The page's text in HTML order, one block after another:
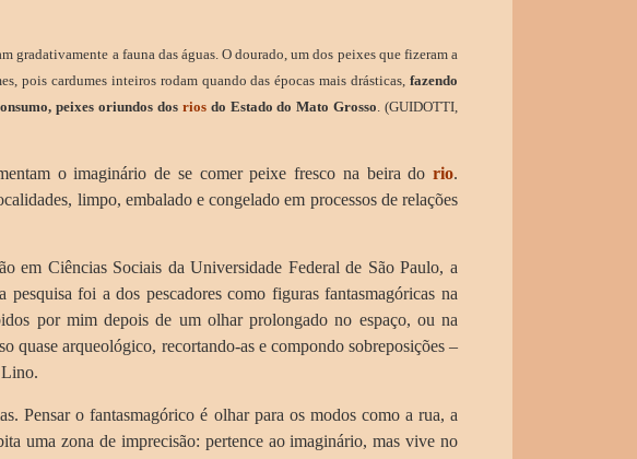
a fauna das águas. O dourado, um dos peixes que fizeram a
pois cardumes inteiros rodam quando das épocas mais drásticas, fazendo
peixes oriundos dos riosdo Estado do Mato Grosso . (GUIDOTTI,
o imaginário de se comer peixe fresco na beira do rio.
limpo, embalado e congelado em processos de relações
em Ciências Sociais da Universidade Federal de São Paulo, a
foi a dos pescadores como figuras fantasmagóricas na
por mim depois de um olhar prolongado no espaço, ou na
quase arqueológico, recortando-as e compondo sobreposições –
Lino.
Pensar o fantasmagórico é olhar para os modos como a rua, a
uma zona de imprecisão: pertence ao imaginário, mas vive no